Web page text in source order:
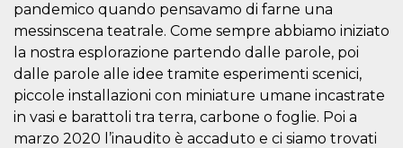
pandemico quando pensavamo di farne una
messinscena teatrale. Come sempre abbiamo iniziato
la nostra esplorazione partendo dalle parole, poi
dalle parole alle idee tramite esperimenti scenici,
piccole installazioni con miniature umane incastrate
in vasi e barattoli tra terra, carbone o foglie. Poi a
marzo 2020 l’inaudito è accaduto e ci siamo trovati
features and
in providing
protection
against
malicious
visitors.
wordpress_test_cookie
Automattic
Inc.
.oooh.events
Session
Used on
sites built
Wordpress.